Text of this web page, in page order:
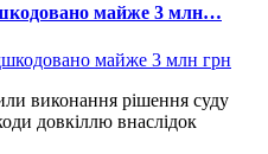
майже 3 млн…
виконання рішення суду
довкіллю внаслідок